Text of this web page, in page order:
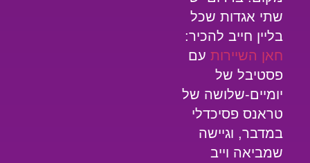
שתי אגדות שכל
בליין חייב להכיר:
חאן השיירותעם
פסטיבל של
יומיים-שלושה של
טראנס פסיכדלי
במדבר, וגיישה
שמביאה וייב